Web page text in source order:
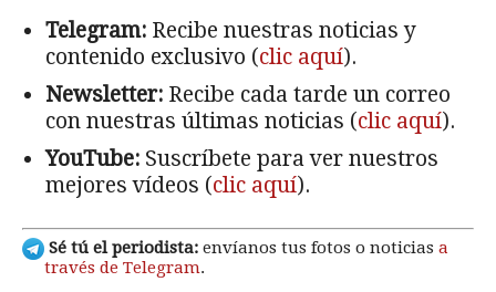
Telegram: Recibe nuestras noticias y
contenido exclusivo (clic aquí).
Newsletter: Recibe cada tarde un correo
con nuestras últimas noticias (clic aquí).
YouTube: Suscríbete para ver nuestros
mejores vídeos (clic aquí).
Sé tú el periodista: envíanos tus fotos o noticias a
través de Telegram.